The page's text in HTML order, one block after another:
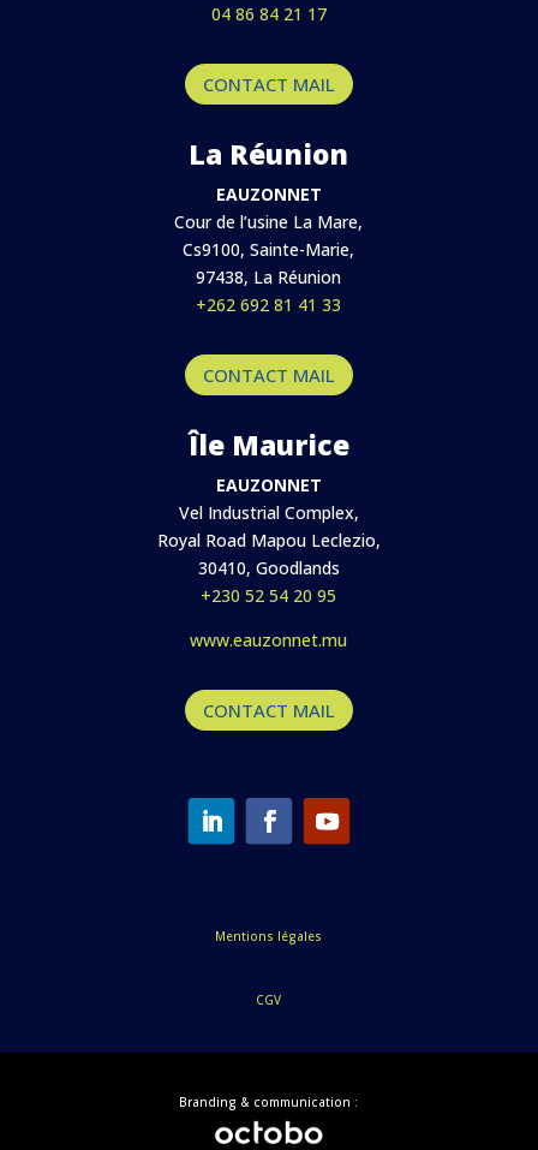
04 86 84 21 17
CONTACT MAIL
La Réunion
EAUZONNET
Cour de l’usine La Mare,
Cs9100, Sainte-Marie,
97438, La Réunion
+262 692 81 41 33
CONTACT MAIL
Île Maurice
EAUZONNET
Vel Industrial Complex,
Royal Road Mapou Leclezio,
30410, Goodlands
+230 52 54 20 95
www.eauzonnet.mu
CONTACT MAIL
Mentions légales
CGV
Branding & communication :